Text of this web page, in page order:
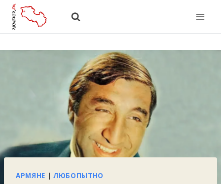
Перейти
АРМЯНЕ ЛЮБОПЫТНО